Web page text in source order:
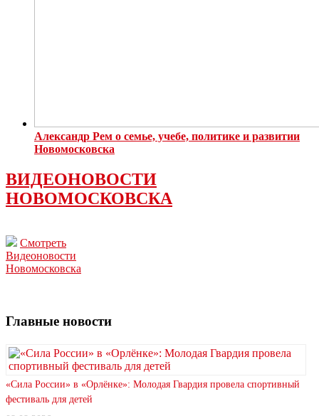
Александр Рем о семье, учебе, политике и развитии
Новомосковска
ВИДЕОНОВОСТИ
НОВОМОСКОВСКА
Смотреть
Видеоновости
Новомосковска
Главные новости
«Сила России» в «Орлёнке»: Молодая Гвардия провела спортивный
фестиваль для детей